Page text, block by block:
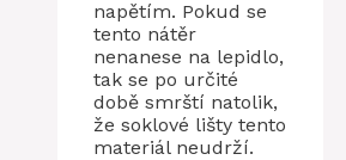
napětím. Pokud se
tento nátěr
nenanese na lepidlo,
tak se po určité
době smrští natolik,
že soklové lišty tento
materiál neudrží.